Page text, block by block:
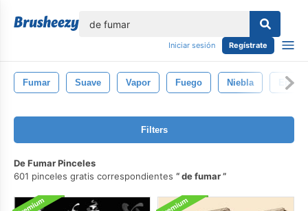
Iniciar sesión Regístrate
Fumar Suave Vapor Fuego Niebla
Filters
De Fumar Pinceles
601 pinceles gratis correspondientes
de fumar